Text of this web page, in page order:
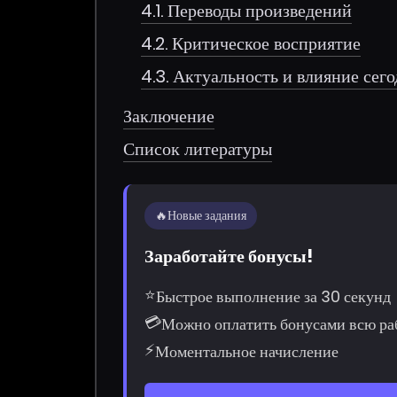
4.1. Переводы произведений
4.2. Критическое восприятие
4.3. Актуальность и влияние
Заключение
Список литературы
🔥Новые задания
Заработайте бонусы!
⭐Быстрое выполнение за 30 секунд
💳Можно оплатить бонусами всю
⚡Моментальное начисление